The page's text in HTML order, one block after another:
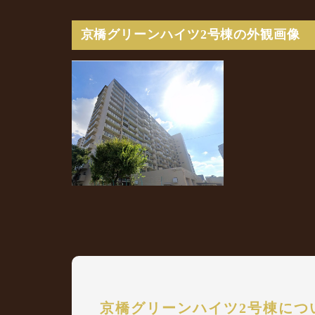
京橋グリーンハイツ2号棟の外観画像
京橋グリーンハイツ2号棟につ